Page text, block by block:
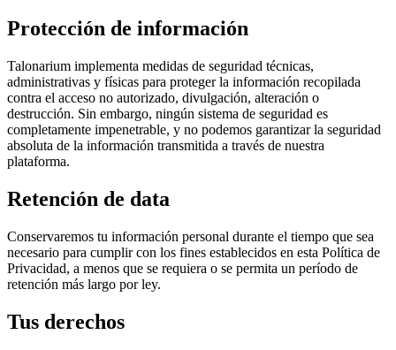
Protección de información
Talonarium implementa medidas de seguridad técnicas,
administrativas y físicas para proteger la información recopilada
contra el acceso no autorizado, divulgación, alteración o
destrucción. Sin embargo, ningún sistema de seguridad es
completamente impenetrable, y no podemos garantizar la seguridad
absoluta de la información transmitida a través de nuestra
plataforma.
Retención de data
Conservaremos tu información personal durante el tiempo que sea
necesario para cumplir con los fines establecidos en esta Política de
Privacidad, a menos que se requiera o se permita un período de
retención más largo por ley.
Tus derechos